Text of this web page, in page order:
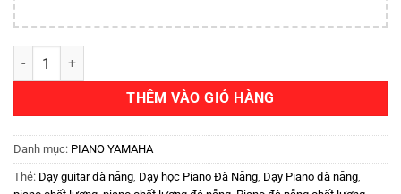
THÊM VÀO GIỎ HÀNG
Danh mục: PIANO YAMAHA
Thẻ: Dạy guitar đà nẵng, Dạy học Piano Đà Nẵng, Dạy Piano đà nẵng,